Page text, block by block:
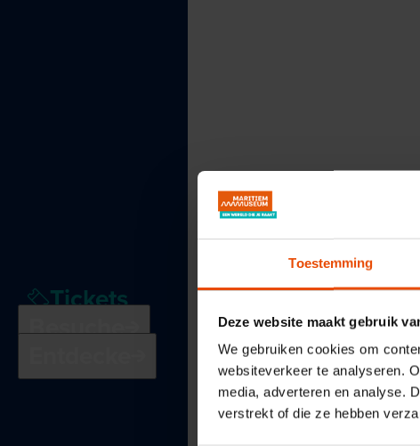
Toestemming
Deze website maakt gebruik
We gebruiken cookies om
websiteverkeer te analyseren.
media, adverteren en analyse.
verstrekt of die ze hebben
Tickets
Besuche